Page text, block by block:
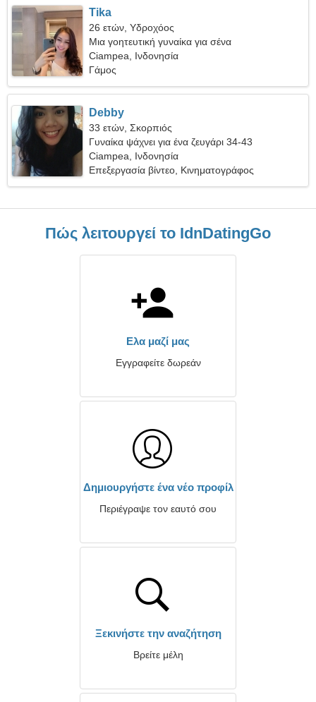
Tika
26 ετών, Υδροχόος
Μια γοητευτική γυναίκα για σένα
Ciampea, Ινδονησία
Γάμος
Debby
33 ετών, Σκορπιός
Γυναίκα ψάχνει για ένα ζευγάρι 34-43
Ciampea, Ινδονησία
Επεξεργασία βίντεο, Κινηματογράφος
Πώς λειτουργεί το IdnDatingGo
Ελα μαζί μας
Εγγραφείτε δωρεάν
Δημιουργήστε ένα νέο προφίλ
Περιέγραψε τον εαυτό σου
Ξεκινήστε την αναζήτηση
Βρείτε μέλη